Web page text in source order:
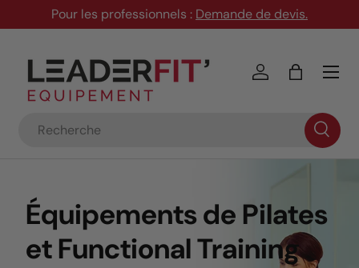
Aller au contenu
Pour les professionnels : Demande de devis.
Se connecter
Panier
Menu
Équipements de Pilates
et Functional Training